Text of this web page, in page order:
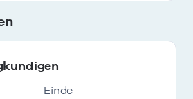
Einde